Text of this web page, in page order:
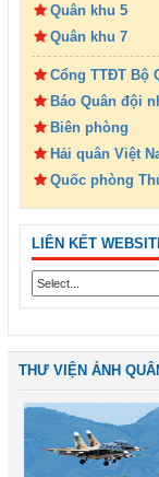
Quân khu 5
Quân khu 7
Cổng TTĐT Bộ
Báo Quân đội
Biên phòng
Hải quân Việt
Quốc phòng
LIÊN KẾT
THƯ VIỆN ẢNH